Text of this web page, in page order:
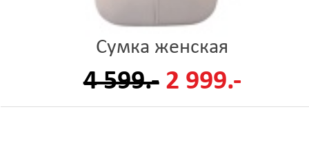
Сумка женская
4 599.- 2 999.-